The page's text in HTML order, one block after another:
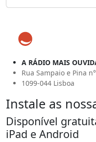
A RÁDIO MAIS
Rua Sampaio e Pina
1099-044 Lisboa
Instale as
Disponível
iPad e Android